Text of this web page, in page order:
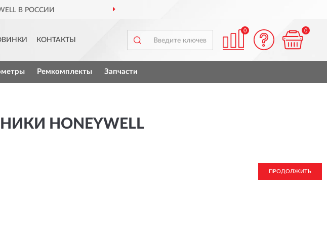
ДОСТАВИМ
КОНТАКТЫ
0 0
Ремкомплекты Запчасти
HONEYWELL
ПРОДОЛЖИТЬ